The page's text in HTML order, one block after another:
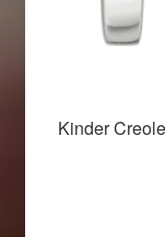
Kinder